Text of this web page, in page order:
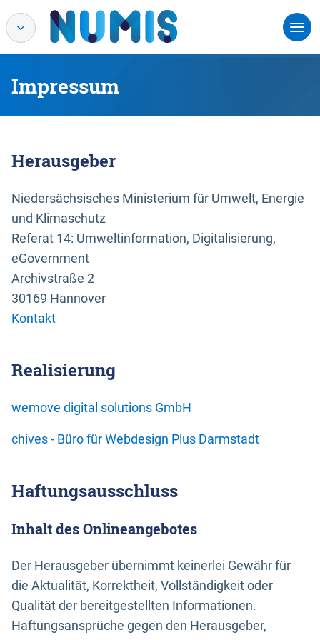
Impressum
Herausgeber
Niedersächsisches Ministerium für Umwelt, Energie
und Klimaschutz
Referat 14: Umweltinformation, Digitalisierung,
eGovernment
Archivstraße 2
30169 Hannover
Kontakt
Realisierung
wemove digital solutions GmbH
chives - Büro für Webdesign Plus Darmstadt
Haftungsausschluss
Inhalt des Onlineangebotes
Der Herausgeber übernimmt keinerlei Gewähr für
die Aktualität, Korrektheit, Vollständigkeit oder
Qualität der bereitgestellten Informationen.
Haftungsansprüche gegen den Herausgeber,